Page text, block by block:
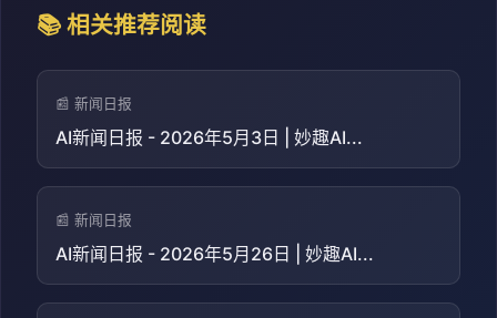
📚 相关推荐阅读
📰 新闻日报
AI新闻日报 - 2026年5月3日 | 妙趣AI...
📰 新闻日报
AI新闻日报 - 2026年5月26日 | 妙趣AI...